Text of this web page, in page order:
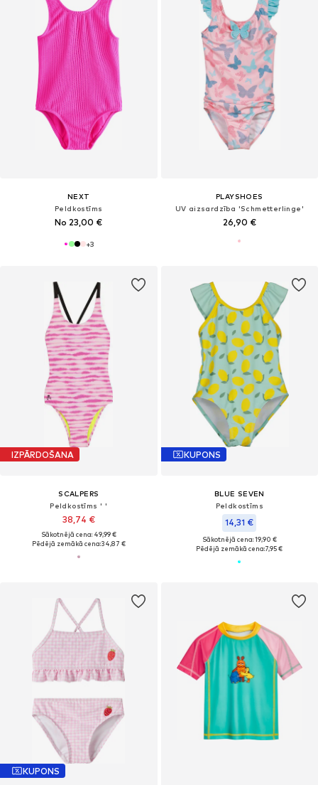
NEXT
Peldkostīms
No 23,00 €
+3
PLAYSHOES
UV aizsardzība 'Schmetterlinge'
26,90 €
IZPĀRDOŠANA
SCALPERS
Peldkostīms ' '
38,74 €
Sākotnējā cena: 49,99 €
Pēdējā zemākā cena:34,87 €
KUPONS
BLUE SEVEN
Peldkostīms
14,31 €
Sākotnējā cena: 19,90 €
Pēdējā zemākā cena:7,95 €
KUPONS